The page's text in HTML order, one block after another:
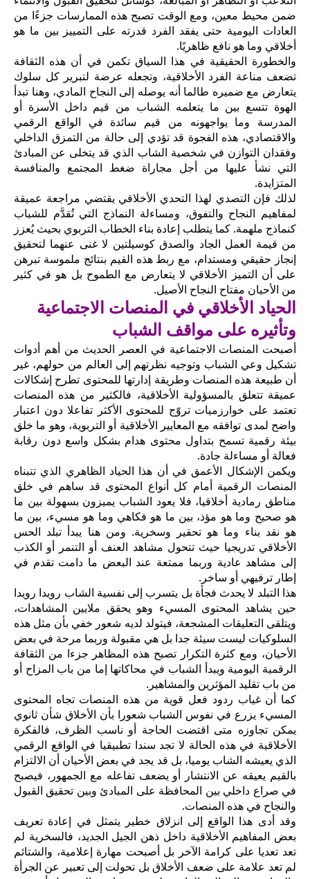
ضمن محيط معين، ومع الوقت تصبح هذه الممارسات جزءًا من
العادات اليومية حتى يفقد الفرد قدرته على التمييز بين ما هو
أخلاقي وما هو نافع ظاهريًا.
والخطورة الحقيقية في هذا السياق تكمن في أن هذه الثقافة
تضعف مناعة الفرد الأخلاقية، وتجعله عرضة لتبرير كل سلوك
يتعارض مع ضميره طالما أنه يوصله إلى النجاح المادي، وهنا تبدأ
الهوة تتسع بين ما يتعلمه الشباب من قيم داخل الأسرة أو
المدرسة وما يواجهونه من قيم سائدة في الواقع الرقمي
والاقتصادي، هذه الفجوة قد تؤدي إلى حالة من التمزق الداخلي
وفقدان التوازن في شخصية الشاب الذي قد يتخلى عن المبادئ
التي نشأ عليها من أجل مجاراة ضغط المجتمع والمنافسة
المتزايدة.
لذلك فإن التصدي لهذا التحدي الأخلاقي يقتضي مراجعة عميقة
لمفاهيم النجاح والتفوق، ومساءلة النماذج التي تُقدَّم للشباب
كنماذج ملهمة. كما يتطلب إعادة بناء الخطاب التربوي بحيث يُعزز
من قيمة العمل الجاد والصدق كوسيلتين لا غنى عنهما لتحقيق
إنجاز حقيقي ومستدام، مع ربط هذه القيم بنتائج ملموسة تبرهن
على أن التميز الأخلاقي لا يتعارض مع الطموح بل هو في كثير
من الأحيان مفتاح النجاح الأصيل.
الحياد الأخلاقي في المنصات الاجتماعية
وتأثيره على مواقف الشباب
أصبحت المنصات الاجتماعية في العصر الحديث من أهم أدوات
تشكيل وعي الشباب وتوجيه نظرتهم إلى العالم من حولهم، غير
أن طبيعة هذه المنصات وطريقة إدارتها للمحتوى تطرح إشكالات
عميقة تتعلق بالمسؤولية الأخلاقية، فالكثير من هذه المنصات
تعتمد على خوارزميات تروّج للمحتوى الأكثر تفاعلا دون اعتبار
واضح لمدى توافقه مع المعايير الأخلاقية أو التربوية، وهو ما خلق
بيئة رقمية تسمح بتداول محتوى هدام بشكل واسع دون رقابة
فعالة أو مساءلة جادة.
ويكمن الإشكال الأعمق في أن هذا الحياد الظاهري الذي تتبناه
المنصات الرقمية أمام كل أنواع المحتوى قد ساهم في خلق
مناطق رمادية أخلاقيا، فلا يعود الشباب يميزون بسهولة بين ما
هو صحيح وما هو مؤذ، بين ما هو فكاهي وما هو مسيء، بين ما
هو نقد بناء وما هو تحقير وسخرية. ومن هنا يبدأ تبلد الحس
الأخلاقي تدريجيا حيث تتحول مشاهد العنف أو التنمر أو الكذب
إلى مشاهد عادية وربما ممتعة عند البعض ما دامت تقدم في
إطار ترفيهي أو ساخر.
هذا التبلد لا يحدث فجأة بل يتسرب إلى نفسية الشاب رويدا رويدا
حين يشاهد المحتوى المسيء وهو يحقق ملايين المشاهدات،
ويتلقى التعليقات المشجعة، فيتولد لديه شعور خفي بأن مثل هذه
السلوكيات ليست سيئة جدا بل هي مقبولة وربما مرحة في بعض
الأحيان، ومع كثرة التكرار تصبح هذه المظاهر جزءا من الثقافة
الرقمية اليومية ويبدأ الشباب في محاكاتها إما من باب المزاح أو
من باب تقليد المؤثرين والمشاهير.
كما أن غياب ردود فعل قوية من هذه المنصات تجاه المحتوى
المسيء يزرع في نفوس الشباب شعورا بأن الأخلاق شأن ثانوي
يمكن تجاوزه متى اقتضت الحاجة أو ناسب الظرف، فالفكرة
الأخلاقية في هذه الحالة لا تجد سندا تطبيقيا في الواقع الرقمي
الذي يعيشه الشاب يوميا، بل قد يجد في بعض الأحيان أن الالتزام
بالقيم يعيقه عن الانتشار أو يضعف تفاعله مع الجمهور، فيصبح
في صراع داخلي بين المحافظة على المبادئ وبين تحقيق القبول
والنجاح في هذه المنصات.
وقد أدى هذا الواقع إلى انزلاق خطير يتمثل في إعادة تعريف
بعض المفاهيم الأخلاقية داخل ذهن الجيل الجديد، فالسخرية لم
تعد تعديا على كرامة الآخر بل أصبحت مهارة إعلامية، والشتائم
لم تعد علامة على ضعف الأخلاق بل تحولت إلى تعبير عن الجرأة